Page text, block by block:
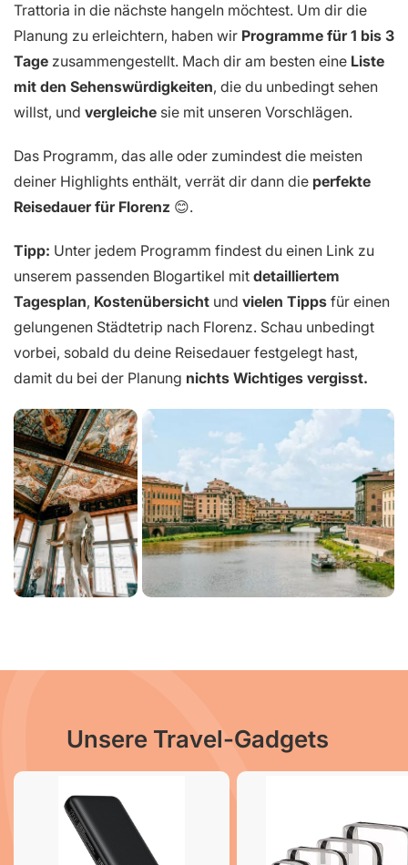
Trattoria in die nächste hangeln möchtest. Um dir die
Planung zu erleichtern, haben wir Programme für 1 bis 3
Tage zusammengestellt. Mach dir am besten eine Liste
mit den Sehenswürdigkeiten, die du unbedingt sehen
willst, und vergleiche sie mit unseren Vorschlägen.
Das Programm, das alle oder zumindest die meisten
deiner Highlights enthält, verrät dir dann die perfekte
Reisedauer für Florenz 😊.
Tipp: Unter jedem Programm findest du einen Link zu
unserem passenden Blogartikel mit detailliertem
Tagesplan, Kostenübersicht und vielen Tipps für einen
gelungenen Städtetrip nach Florenz. Schau unbedingt
vorbei, sobald du deine Reisedauer festgelegt hast,
damit du bei der Planung nichts Wichtiges vergisst.
Unsere Travel-Gadgets